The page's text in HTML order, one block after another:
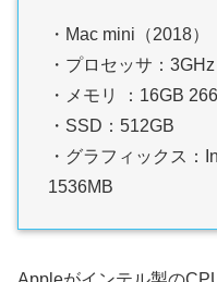
・Mac mini（2018）
・プロセッサ：
・メモリ ：16GB
・SSD：512GB
・グラフィックス：
1536MB